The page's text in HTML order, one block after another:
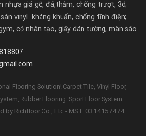
nhựa giả gỗ, đá,thảm, chống trượt, 3d;
vinyl kháng khuẩn, chống tĩnh điện;
cỏ nhân tạo, giấy dán tường, màn sáo
Flooring Solution! Carpet Tile, Vinyl Floor,
Rubber Flooring. Sport Floor System.
by Richfloor Co., Ltd - MST: 0314157474